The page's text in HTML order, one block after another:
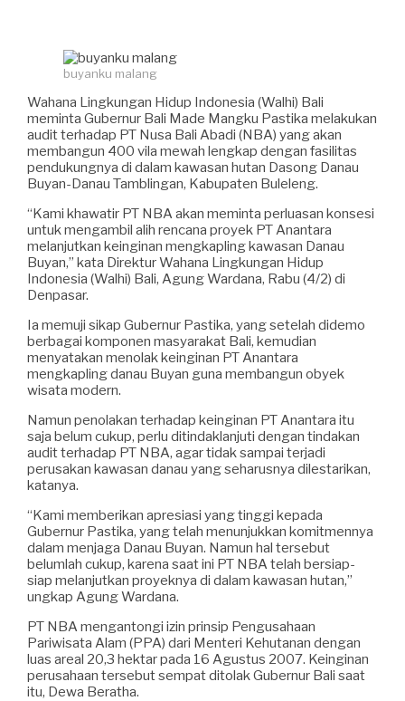
buyanku malang
Wahana Lingkungan Hidup Indonesia (Walhi) Bali
meminta Gubernur Bali Made Mangku Pastika melakukan
audit terhadap PT Nusa Bali Abadi (NBA) yang akan
membangun 400 vila mewah lengkap dengan fasilitas
pendukungnya di dalam kawasan hutan Dasong Danau
Buyan-Danau Tamblingan, Kabupaten Buleleng.
“Kami khawatir PT NBA akan meminta perluasan konsesi
untuk mengambil alih rencana proyek PT Anantara
melanjutkan keinginan mengkapling kawasan Danau
Buyan,” kata Direktur Wahana Lingkungan Hidup
Indonesia (Walhi) Bali, Agung Wardana, Rabu (4/2) di
Denpasar.
Ia memuji sikap Gubernur Pastika, yang setelah didemo
berbagai komponen masyarakat Bali, kemudian
menyatakan menolak keinginan PT Anantara
mengkapling danau Buyan guna membangun obyek
wisata modern.
Namun penolakan terhadap keinginan PT Anantara itu
saja belum cukup, perlu ditindaklanjuti dengan tindakan
audit terhadap PT NBA, agar tidak sampai terjadi
perusakan kawasan danau yang seharusnya dilestarikan,
katanya.
“Kami memberikan apresiasi yang tinggi kepada
Gubernur Pastika, yang telah menunjukkan komitmennya
dalam menjaga Danau Buyan. Namun hal tersebut
belumlah cukup, karena saat ini PT NBA telah bersiap-
siap melanjutkan proyeknya di dalam kawasan hutan,”
ungkap Agung Wardana.
PT NBA mengantongi izin prinsip Pengusahaan
Pariwisata Alam (PPA) dari Menteri Kehutanan dengan
luas areal 20,3 hektar pada 16 Agustus 2007. Keinginan
perusahaan tersebut sempat ditolak Gubernur Bali saat
itu, Dewa Beratha.